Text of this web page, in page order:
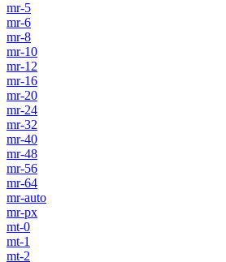
mr-5
mr-6
mr-8
mr-10
mr-12
mr-16
mr-20
mr-24
mr-32
mr-40
mr-48
mr-56
mr-64
mr-auto
mr-px
mt-0
mt-1
mt-2